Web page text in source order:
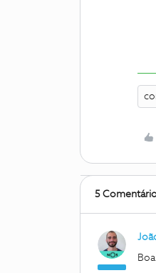
5